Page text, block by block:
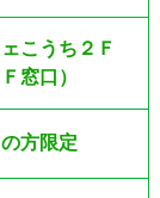
こうち２Ｆ
窓口）
方限定